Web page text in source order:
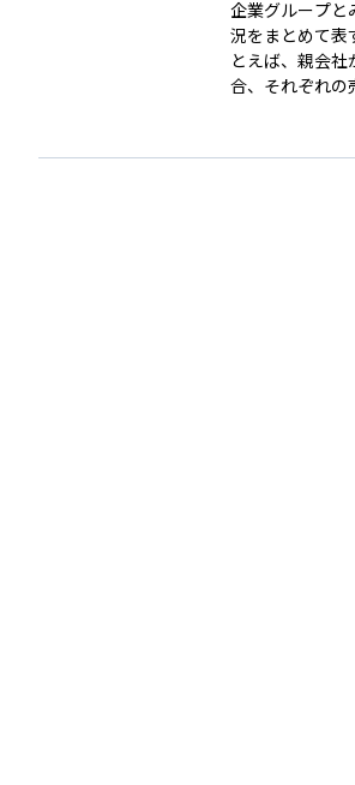
め、子会社の存
しておくべきポ
企業グループと
況をまとめて表
とえば、親会
合、それぞれの
ループ全体の経
算書などが含